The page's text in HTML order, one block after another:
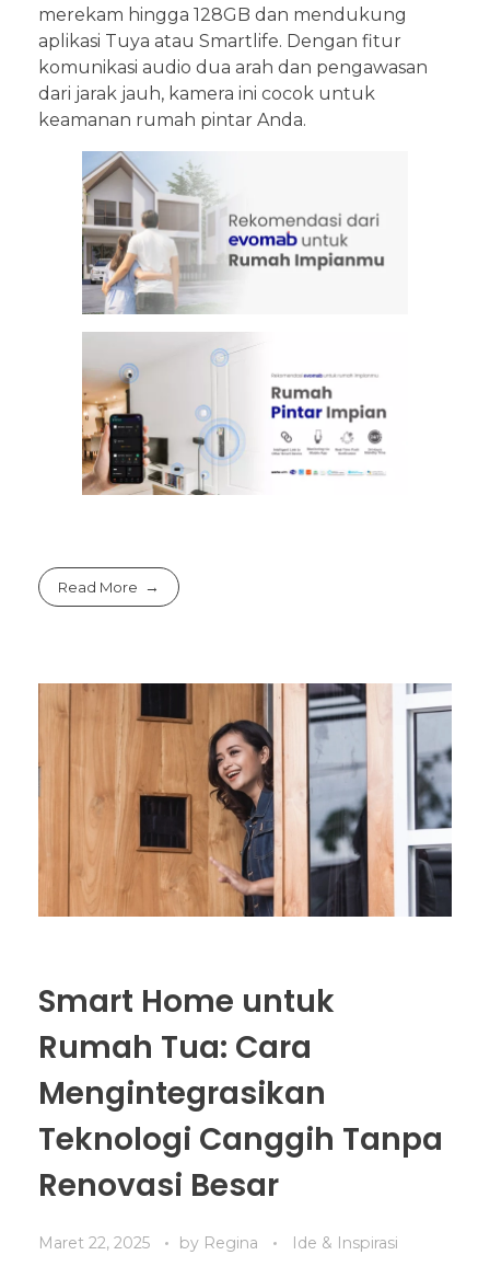
merekam hingga 128GB dan mendukung
aplikasi Tuya atau Smartlife. Dengan fitur
komunikasi audio dua arah dan pengawasan
dari jarak jauh, kamera ini cocok untuk
keamanan rumah pintar Anda.
Read More
Smart Home untuk
Rumah Tua: Cara
Mengintegrasikan
Teknologi Canggih Tanpa
Renovasi Besar
Maret 22, 2025 by Regina Ide & Inspirasi